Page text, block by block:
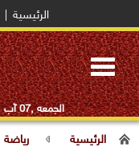
الرئيسية
Toggle
navigation
الجمعه ,07 آب ,2026 |
الرئيسية رياضة